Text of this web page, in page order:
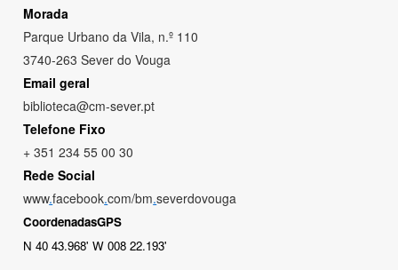
Morada
Parque Urbano da Vila, n.º 110
3740-263 Sever do Vouga
Email geral
biblioteca@cm-sever.pt
Telefone Fixo
+ 351 234 55 00 30
Rede Social
www.facebook.com/bm.severdovouga
CoordenadasGPS
N 40 43.968' W 008 22.193'